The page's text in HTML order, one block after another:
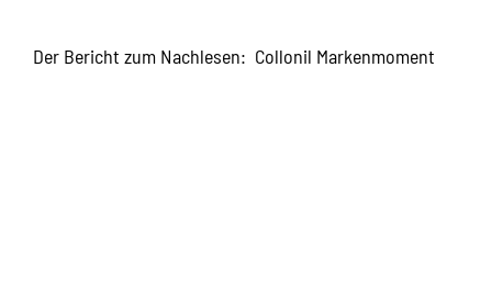
Der Bericht zum Nachlesen: Collonil Markenmoment